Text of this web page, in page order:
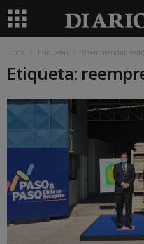
Inicio Etiquetas
Etiqueta: